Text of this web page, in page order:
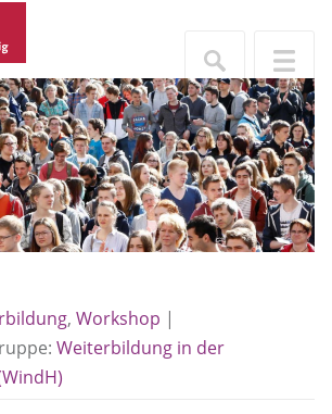
, Workshop |
Weiterbildung in der